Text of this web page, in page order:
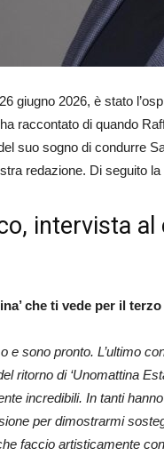
giugno 2026, è stato
raccontato di quando
del suo sogno di condurre
redazione. Di seguito
intervista
che ti vede per il
e sono pronto. L’ultimo
ritorno di ‘Unomattina
incredibili. In tanti
per dimostrarmi
faccio artisticamente